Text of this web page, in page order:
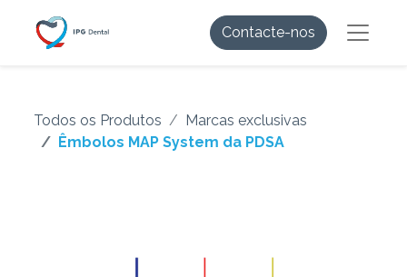
Contacte-nos
Todos os Produtos
Marcas exclusivas
Êmbolos MAP System da PDSA